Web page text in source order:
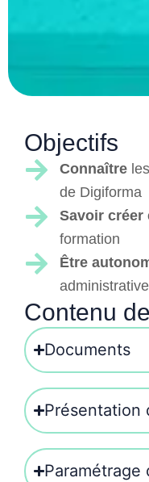
Objectifs
Connaîtreles
de Digiforma
Savoir créer
formation
Être
Contenu
Documents
Présentation
Paramétrage